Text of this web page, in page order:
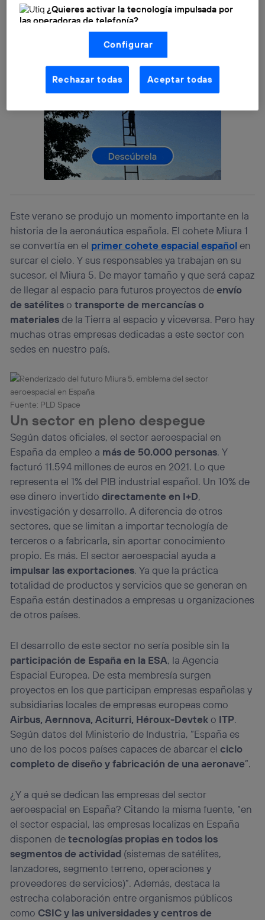
Este verano se produjo un momento importante en la
historia de la aeronáutica española. El cohete Miura 1
se convertía en el primer cohete espacial españolen
surcar el cielo. Y sus responsables ya trabajan en su
sucesor, el Miura 5. De mayor tamaño y que será capaz
de llegar al espacio para futuros proyectos deenvío
de satélitesotransporte de mercancías o
materialesde la Tierra al espacio y viceversa. Pero hay
muchas otras empresas dedicadas a este sector con
sedes en nuestro país.
Fuente: PLD Space
Un sector en pleno despegue
Según datos oficiales, el sector aeroespacial en
España da empleo a más de 50.000 personas. Y
facturó 11.594 millones de euros en 2021. Lo que
representa el 1% del PIB industrial español. Un 10% de
ese dinero invertido directamente en I+D,
investigación y desarrollo. A diferencia de otros
sectores, que se limitan a importar tecnología de
terceros o a fabricarla, sin aportar conocimiento
propio. Es más. El sector aeroespacial ayuda a
impulsar las exportaciones. Ya que la práctica
totalidad de productos y servicios que se generan en
España están destinados a empresas u organizaciones
de otros países.
El desarrollo de este sector no sería posible sin la
participación de España en la ESA, la Agencia
Espacial Europea. De esta membresía surgen
proyectos en los que participan empresas españolas y
subsidiarias locales de empresas europeas como
Airbus, Aernnova, Aciturri, Héroux-Devteko ITP.
Según datos del Ministerio de Industria, “España es
uno de los pocos países capaces de abarcar elciclo
completo de diseño y fabricación de una aeronave”.
¿Y a qué se dedican las empresas del sector
aeroespacial en España? Citando la misma fuente, “en
el sector espacial, las empresas localizas en España
disponen detecnologías propias en todos los
segmentos de actividad (sistemas de satélites,
lanzadores, segmento terreno, operaciones y
proveedores de servicios)”. Además, destaca la
estrecha colaboración entre organismos públicos
como CSIC y las universidades y centros de
¿Quieres activar la tecnología impulsada por
las operadoras de telefonía?
Nosotros, Telefónica S.A., utilizamos la tecnología Utiq para
realizar nuestras acciones de marketing digital o análisis
(como se describe en este aviso de consentimiento)
basadas en tu navegación en nuestra(s) web(s)
aquí(solo cuando utilizas una conexión a
internet habilitada , proporcionada por una de las
operadoras de telefonía participantes, y otorgas tu
La tecnología Utiq está diseñada con la privacidad como
prioridad ofreciéndote elección y control.
La tecnología utiliza un identificador cifrado creado por tu
operadora de telefonía, utilizando tu dirección IP y otra
información de la cuenta de cliente de
telecomunicaciones vinculada a la conexión que utilizas
(p. ej., número de teléfono móvil).
Este identificador se asigna a la conexión de internet, por
lo que cualquier persona que conecte su dispositivo y
consienta el uso de la tecnología recibirá el mismo
identificador. Típicamente:
Si utilizas una conexión de banda ancha(p. ej., Wi-Fi),
el marketing o análisis se realizará en función de las
actividades de navegación de los miembros del hogar
que hayan dado su consentimiento.
Si utilizasdatos móviles , el marketing será más
personalizado, ya que se basará únicamente en la
navegación del usuario del móvil.
Puedes gestionar los consentimientos Utiq seleccionando
(“consenthub”). Para más información, consulta
la política de privacidad de Utiq
Configurar
Rechazar todas Aceptar todas